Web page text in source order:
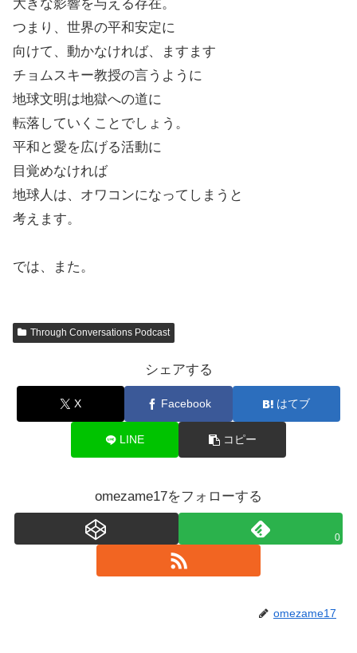
そらく
地球全体であなたのことは何ですか
次期大統領に対する考え
選挙についてどう思いますか
この選挙を形作る重要な争点
それを形作る重要な問題が 2 つあります
すべての
選挙も含めて
一つは
地球上の生命
一つは核の脅威が増大していることだ
2 つ目は地球儀を最高温度まで加熱する
ことです。
数週間前にIPCCから
国際科学モニター
彼らの最も悲惨な報告
私たちが今いる場所について少し手を加
大きな影響を与える存在。
つまり、世界の平和安定に
向けて、動かなければ、ますます
チョムスキー教授の言うように
地球文明は地獄への道に
転落していくことでしょう。
平和と愛を広げる活動に
目覚めなければ
地球人は、オワコンになってしまうと
考えます。
では、また。
Through Conversations Podcast
シェアする
X Facebook はてブ
LINE コピー
omezame17をフォローする
0
omezame17